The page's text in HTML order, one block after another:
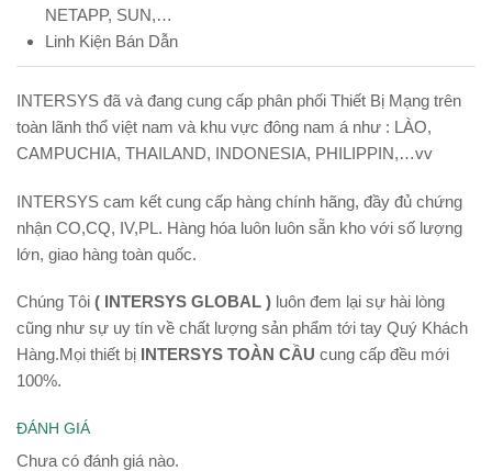
NETAPP, SUN,…
Linh Kiện Bán Dẫn
INTERSYS đã và đang cung cấp phân phối Thiết Bị Mạng trên
toàn lãnh thổ việt nam và khu vực đông nam á như : LÀO,
CAMPUCHIA, THAILAND, INDONESIA, PHILIPPIN,…vv
INTERSYS cam kết cung cấp hàng chính hãng, đầy đủ chứng
nhận CO,CQ, IV,PL. Hàng hóa luôn luôn sẵn kho với số lượng
lớn, giao hàng toàn quốc.
Chúng Tôi ( INTERSYS GLOBAL ) luôn đem lại sự hài lòng
cũng như sự uy tín về chất lượng sản phẩm tới tay Quý Khách
Hàng.Mọi thiết bị
INTERSYS TOÀN CẦU cung cấp đều mới
100%.
ĐÁNH GIÁ
Chưa có đánh giá nào.